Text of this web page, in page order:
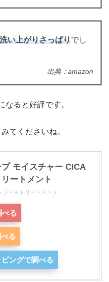
い上がりさっぱりでし
出典：amazon
なると好評です。
てくださいね。
モイスチャー CICA
ートメント
プー＆トリートメント
べる
る
ングで調べる